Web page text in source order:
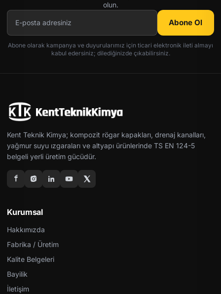
olun.
Abone Ol
Abone olarak kampanya ve duyurularımız için ticari elektronik ileti almayı
kabul edersiniz; dilediğinizde çıkabilirsiniz.
Kent Teknik Kimya; kompozit rögar kapakları, drenaj kanalları,
yağmur suyu ızgaraları ve altyapı ürünlerinde TS EN 124-5
belgeli yerli üretim gücüdür.
Kurumsal
Hakkımızda
Fabrika / Üretim
Kalite Belgeleri
Bayilik
İletişim